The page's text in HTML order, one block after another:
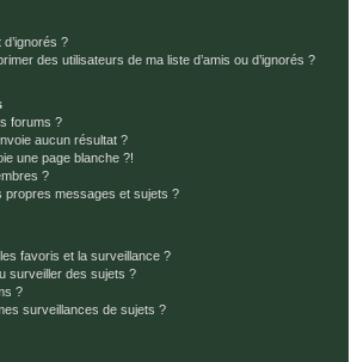
?
des utilisateurs de ma liste d’amis ou d’ignorés ?
forums ?
aucun résultat ?
une page blanche ?!
?
propres messages et sujets ?
favoris et la surveillance ?
surveiller des sujets ?
?
surveillances de sujets ?